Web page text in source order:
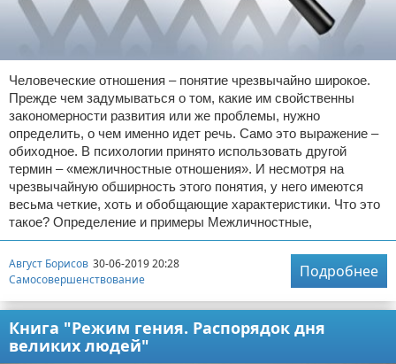
Человеческие отношения – понятие чрезвычайно широкое.
Прежде чем задумываться о том, какие им свойственны
закономерности развития или же проблемы, нужно
определить, о чем именно идет речь. Само это выражение –
обиходное. В психологии принято использовать другой
термин – «межличностные отношения». И несмотря на
чрезвычайную обширность этого понятия, у него имеются
весьма четкие, хоть и обобщающие характеристики. Что это
такое? Определение и примеры Межличностные,
Август Борисов 30-06-2019 20:28
Самосовершенствование
Подробнее
Книга "Режим гения. Распорядок дня
великих людей"